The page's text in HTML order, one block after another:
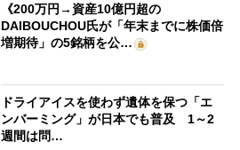
《200万円→資産10億円超の
DAIBOUCHOU氏が「年末までに株価倍
増期待」の5銘柄を公…
ドライアイスを使わず遺体を保つ「エ
ンバーミング」が日本でも普及 1～2
週間は問…